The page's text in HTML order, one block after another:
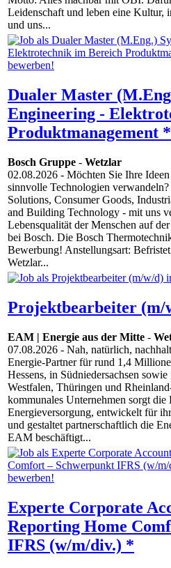
Leidenschaft und leben eine Kultur,
und uns...
Dualer Master
Engineering -
Produktmanagement *
Bosch Gruppe - Wetzlar
02.08.2026 - Möchten Sie Ihre
sinnvolle Technologien
Solutions, Consumer Goods,
and Building Technology - mit uns
Lebensqualität der Menschen auf
bei Bosch. Die Bosch
Bewerbung! Anstellungsart:
Wetzlar...
Projektbearbeiter (m/
EAM | Energie aus der Mitte -
07.08.2026 - Nah, natürlich,
Energie-Partner für rund 1,4
Hessens, in Südniedersachsen
Westfalen, Thüringen und
kommunales Unternehmen sorgt
Energieversorgung, entwickelt für
und gestaltet partnerschaftlich die
EAM beschäftigt...
Experte Corporate
Reporting Home
IFRS (w/m/div.) *